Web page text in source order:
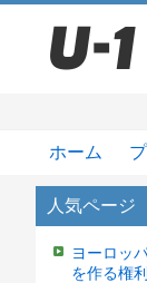
ホーム
人気ページ
ヨーロッ
を作る権